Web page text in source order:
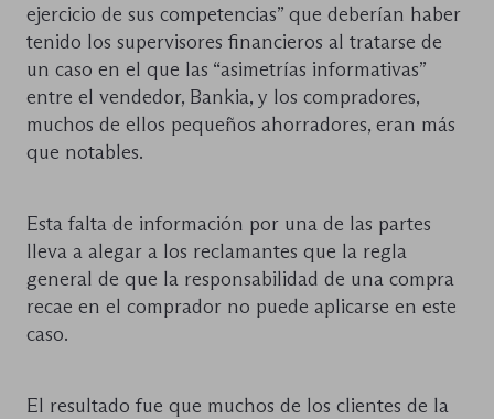
ejercicio de sus competencias” que deberían haber
tenido los supervisores financieros al tratarse de
un caso en el que las “asimetrías informativas”
entre el vendedor, Bankia, y los compradores,
muchos de ellos pequeños ahorradores, eran más
que notables.
Esta falta de información por una de las partes
lleva a alegar a los reclamantes que la regla
general de que la responsabilidad de una compra
recae en el comprador no puede aplicarse en este
caso.
El resultado fue que muchos de los clientes de la